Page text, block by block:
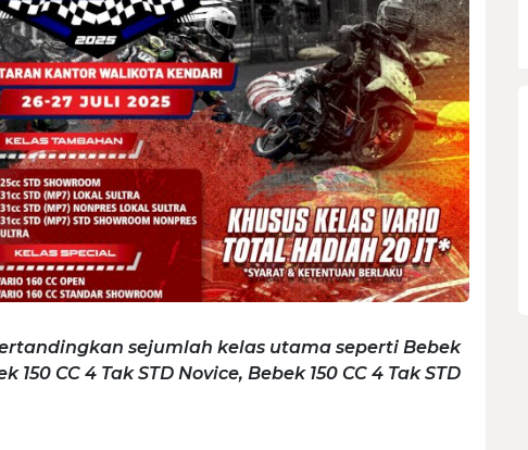
sejumlah kelas utama seperti Bebek
150 CC 4 Tak STD Novice, Bebek 150 CC 4 Tak STD